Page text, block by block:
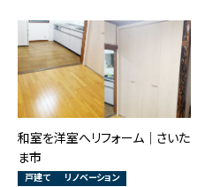
和室を洋室へリフォーム｜さいた
ま市
戸建て
リノベーション